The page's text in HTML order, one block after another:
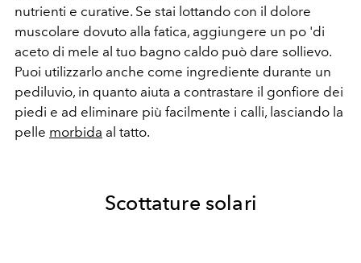
nutrienti e curative. Se stai lottando con il dolore
muscolare dovuto alla fatica, aggiungere un po 'di
aceto di mele al tuo bagno caldo può dare sollievo.
Puoi utilizzarlo anche come ingrediente durante un
pediluvio, in quanto aiuta a contrastare il gonfiore dei
piedi e ad eliminare più facilmente i calli, lasciando la
pelle morbida al tatto.
Scottature solari